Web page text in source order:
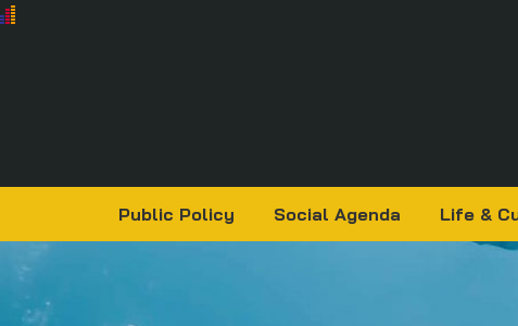
Public Policy Social Agenda Life &